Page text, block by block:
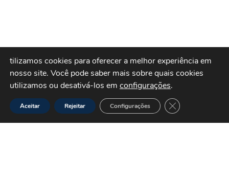
tilizamos cookies para oferecer a melhor experiência em
nosso site. Você pode saber mais sobre quais cookies
utilizamos ou desativá-los em configurações.
Aceitar Rejeitar Configurações Close GDPR